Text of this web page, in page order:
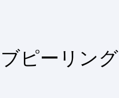
ピーリング